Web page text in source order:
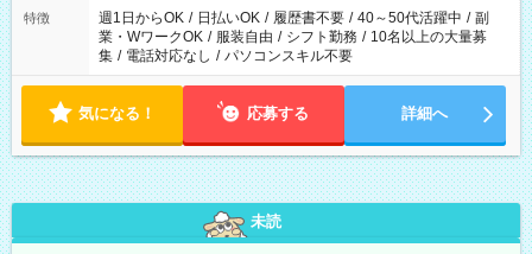
特徴 週1日からOK / 日払いOK / 履歴書不要 / 40～50代活躍中 / 副
業・WワークOK / 服装自由 / シフト勤務 / 10名以上の大量募
集 / 電話対応なし / パソコンスキル不要
気になる！ 応募する 詳細へ
未読